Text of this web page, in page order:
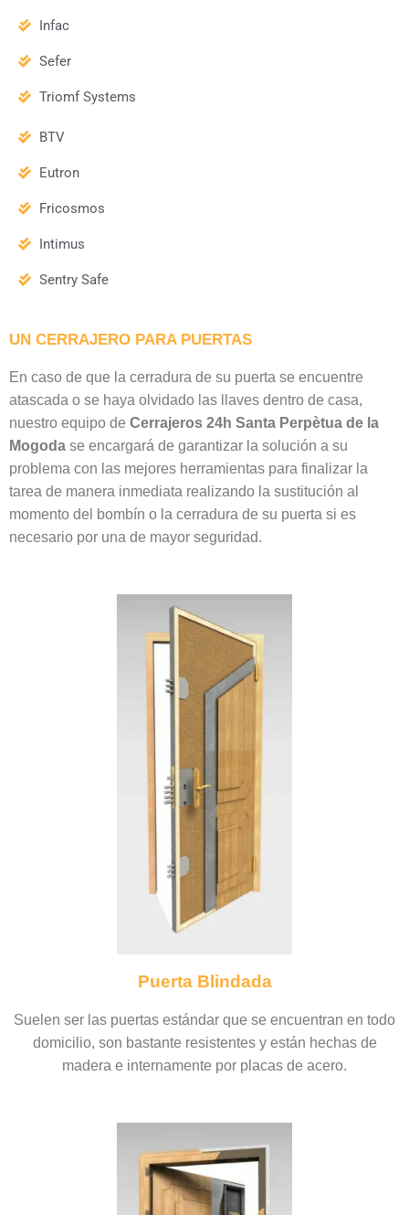
Infac
Sefer
Triomf Systems
BTV
Eutron
Fricosmos
Intimus
Sentry Safe
UN CERRAJERO PARA PUERTAS
En caso de que la cerradura de su puerta se encuentre
atascada o se haya olvidado las llaves dentro de casa,
nuestro equipo de Cerrajeros 24h Santa Perpètua de la
Mogoda se encargará de garantizar la solución a su
problema con las mejores herramientas para finalizar la
tarea de manera inmediata realizando la sustitución al
momento del bombín o la cerradura de su puerta si es
necesario por una de mayor seguridad.
Puerta Blindada
Suelen ser las puertas estándar que se encuentran en todo
domicilio, son bastante resistentes y están hechas de
madera e internamente por placas de acero.